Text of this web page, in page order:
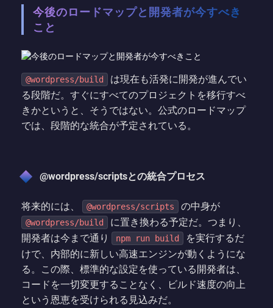
今後のロードマップと開発者が今すべき
こと
@wordpress/build
は現在も活発に開発が進んでい
る段階だ。すぐにすべてのプロジェクトを移行すべ
きかというと、そうではない。公式のロードマップ
では、段階的な統合が予定されている。
@wordpress/scriptsとの統合プロセス
将来的には、 @wordpress/scripts の中身が
@wordpress/build
に置き換わる予定だ。つまり、
開発者は今まで通り
npm run build
を実行するだ
けで、内部的に新しい高速エンジンが動くようにな
る。この際、標準的な設定を使っている開発者は、
コードを一切変更することなく、ビルド速度の向上
という恩恵を受けられる見込みだ。